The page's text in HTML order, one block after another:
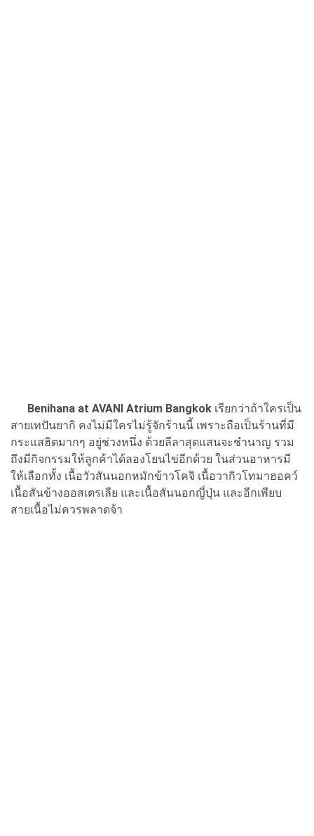
Benihana at AVANI Atrium Bangkok เรียกว่าถ้าใครเป็น
สายเทปันยากิ คงไม่มีใครไม่รู้จักร้านนี้ เพราะถือเป็นร้านที่มี
กระแสฮิตมากๆ อยู่ช่วงหนึ่ง ด้วยลีลาสุดแสนจะชำนาญ รวม
ถึงมีกิจกรรมให้ลูกค้าได้ลองโยนไข่อีกด้วย ในส่วนอาหารมี
ให้เลือกทั้ง เนื้อวัวสันนอกหมักข้าวโคจิ เนื้อวากิวโทมาฮอคว์
เนื้อสันข้างออสเตรเลีย และเนื้อสันนอกญี่ปุ่น และอีกเพียบ
สายเนื้อไม่ควรพลาดจ้า